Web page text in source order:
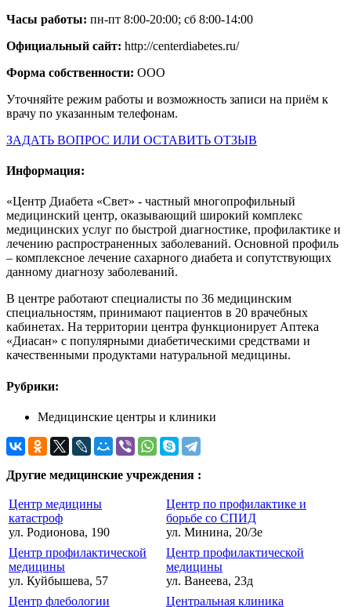
Часы работы: пн-пт 8:00-20:00; сб 8:00-14:00
Официальный сайт: http://centerdiabetes.ru/
Форма собственности: ООО
Уточняйте режим работы и возможность записи на приём к
врачу по указанным телефонам.
ЗАДАТЬ ВОПРОС ИЛИ ОСТАВИТЬ ОТЗЫВ
Информация:
«Центр Диабета «Свет» - частный многопрофильный
медицинский центр, оказывающий широкий комплекс
медицинских услуг по быстрой диагностике, профилактике и
лечению распространенных заболеваний. Основной профиль
– комплексное лечение сахарного диабета и сопутствующих
данному диагнозу заболеваний.
В центре работают специалисты по 36 медицинским
специальностям, принимают пациентов в 20 врачебных
кабинетах. На территории центра функционирует Аптека
«Диасан» с популярными диабетическими средствами и
качественными продуктами натуральной медицины.
Рубрики:
Медицинские центры и клиники
Другие медицинские учреждения :
Центр медицины
катастроф
ул. Родионова, 190
Центр по профилактике и
борьбе со СПИД
ул. Минина, 20/3е
Центр профилактической
медицины
ул. Куйбышева, 57
Центр профилактической
медицины
ул. Ванеева, 23д
Центр флебологии
Центральная клиника